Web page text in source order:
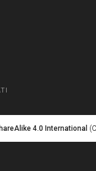
4.0 International